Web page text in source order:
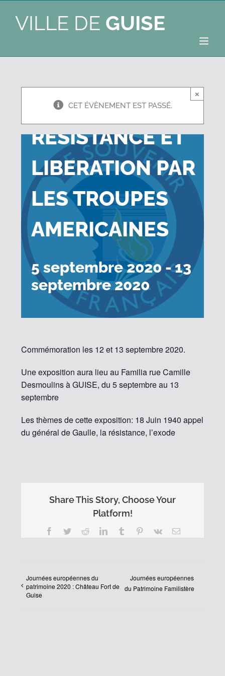
VILLE DE GUISE
×
CET ÉVÈNEMENT EST PASSÉ.
COMMEMORATION
DE LA LIBERATION
1944 :
RESISTANCE ET
LIBERATION PAR
LES TROUPES
AMERICAINES
5 septembre 2020-13
septembre 2020
Commémoration les 12 et 13 septembre 2020.
Une exposition aura lieu au Familia rue Camille
Desmoulins à GUISE, du 5 septembre au 13
septembre
Les thèmes de cette exposition: 18 Juin 1940 appel
du général de Gaulle, la résistance, l’exode
Share This Story, Choose Your
Platform!
Facebook
TwitterRedditLinkedInTumblr Pinterest
Vk Email
Journées européennes du
patrimoine 2020 : Château Fort de
Guise
Journées européennes
du Patrimoine Familistère